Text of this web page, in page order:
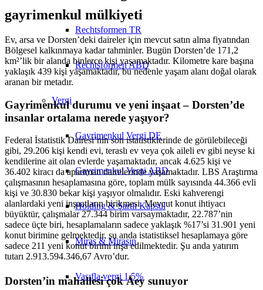
Rechtsformen TR
Rechtsformen ABD
Vergi
Gayrimenkul Vergi DE
Gayrimenkul Vergi ABD
Holding & Şartlı Kapsül
Miras & Mirasın
Vasıfla vergi 1,5%
gayrimenkul mülkiyeti
Ev, arsa ve Dorsten’deki daireler için mevcut satın alma fiyatından
Bölgesel kalkınmaya kadar tahminler. Bugün Dorsten’de 171,2
km²’lik bir alanda binlerce kişi yaşamaktadır. Kilometre kare başına
yaklaşık 439 kişi yaşamaktadır, bu nedenle yaşam alanı doğal olarak
aranan bir metadır.
Gayrimenkul durumu ve yeni inşaat – Dorsten’de
insanlar ortalama nerede yaşıyor?
Federal İstatistik Dairesi’nin son istatistiklerinde de görülebileceği
gibi, 29.206 kişi kendi evi, teraslı ev veya çok aileli ev gibi neyse ki
kendilerine ait olan evlerde yaşamaktadır, ancak 4.625 kişi ve
36.402 kiracı da apartman dairelerinde yaşamaktadır. LBS Araştırma
çalışmasının hesaplamasına göre, toplam mülk sayısında 44.366 evli
kişi ve 30.830 bekar kişi yaşıyor olmalıdır. Eski kahverengi
alanlardaki yeni inşaatların birikmesi. Mevcut konut ihtiyacı
büyüktür, çalışmalar 27.344 birim varsaymaktadır, 22.787’nin
sadece üçte biri, hesaplamaların sadece yaklaşık %17’si 31.901 yeni
konut birimine gelmektedir, şu anda istatistiksel hesaplamaya göre
sadece 211 yeni konut birimi inşa edilmektedir. Şu anda yatırım
tutarı 2.913.594.346,67 Avro’dur.
Dorsten’in mahallesi çok Åey sunuyor